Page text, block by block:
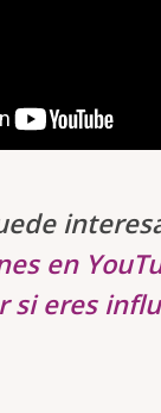
en
si eres